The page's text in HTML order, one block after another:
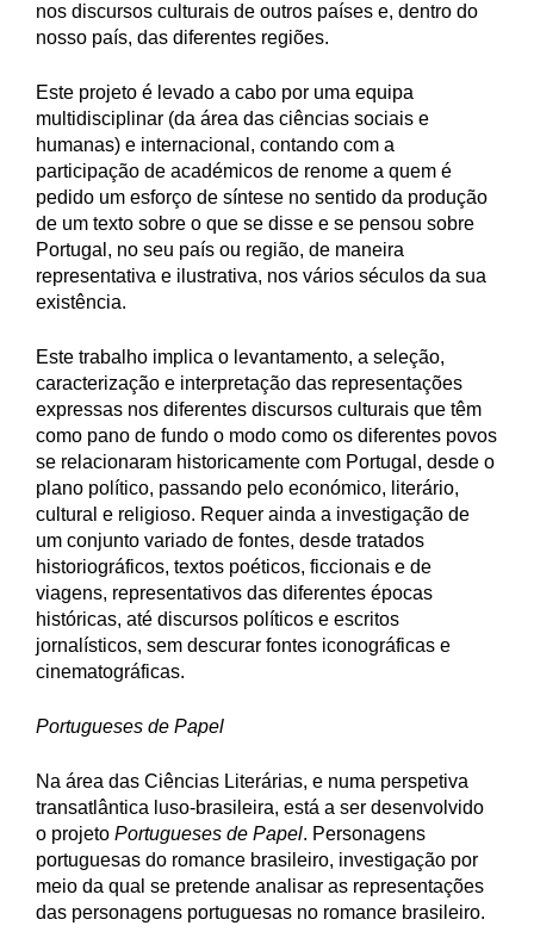
nos discursos culturais de outros países e, dentro do
nosso país, das diferentes regiões.
Este projeto é levado a cabo por uma equipa
multidisciplinar (da área das ciências sociais e
humanas) e internacional, contando com a
participação de académicos de renome a quem é
pedido um esforço de síntese no sentido da produção
de um texto sobre o que se disse e se pensou sobre
Portugal, no seu país ou região, de maneira
representativa e ilustrativa, nos vários séculos da sua
existência.
Este trabalho implica o levantamento, a seleção,
caracterização e interpretação das representações
expressas nos diferentes discursos culturais que têm
como pano de fundo o modo como os diferentes povos
se relacionaram historicamente com Portugal, desde o
plano político, passando pelo económico, literário,
cultural e religioso. Requer ainda a investigação de
um conjunto variado de fontes, desde tratados
historiográficos, textos poéticos, ficcionais e de
viagens, representativos das diferentes épocas
históricas, até discursos políticos e escritos
jornalísticos, sem descurar fontes iconográficas e
cinematográficas.
Portugueses de Papel
Na área das Ciências Literárias, e numa perspetiva
transatlântica luso-brasileira, está a ser desenvolvido
o projeto Portugueses de Papel. Personagens
portuguesas do romance brasileiro, investigação por
meio da qual se pretende analisar as representações
das personagens portuguesas no romance brasileiro.